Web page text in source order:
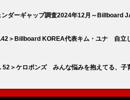
ンダーギャップ調査2024年12月～Billboard
＞Billboard KOREA代表キム・ユナ 自立
52＞ケロポンズ みんな悩みを抱えてる、子